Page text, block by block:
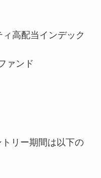
高配当インデック
ァンド
リー期間は以下の